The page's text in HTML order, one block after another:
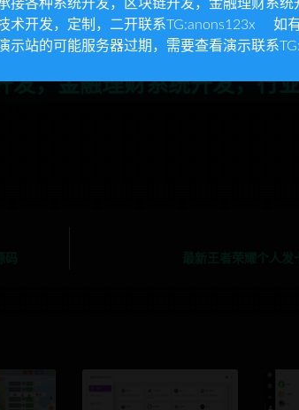
，集成会员系统
板»PHP响应式在线聊天系统源码 自适应PC+WAP端
开发，行业不限，全栈技
接各种系统开发，区块链开发，金融理财系
术开发，定制，二开联系TG:anons123x 如
示站的可能服务器过期，需要查看演示联系